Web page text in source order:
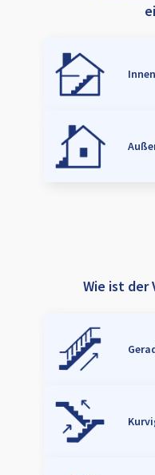
Innen
Wie ist der